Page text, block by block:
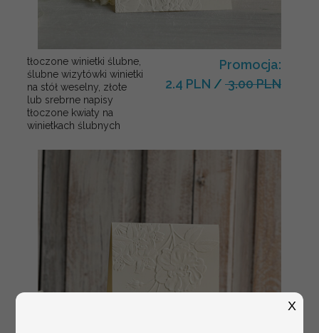
tłoczone winietki ślubne,
ślubne wizytówki winietki
na stół weselny, złote
lub srebrne napisy
tłoczone kwiaty na
winietkach ślubnych
Promocja:
2.4 PLN / 3.00 PLN
X